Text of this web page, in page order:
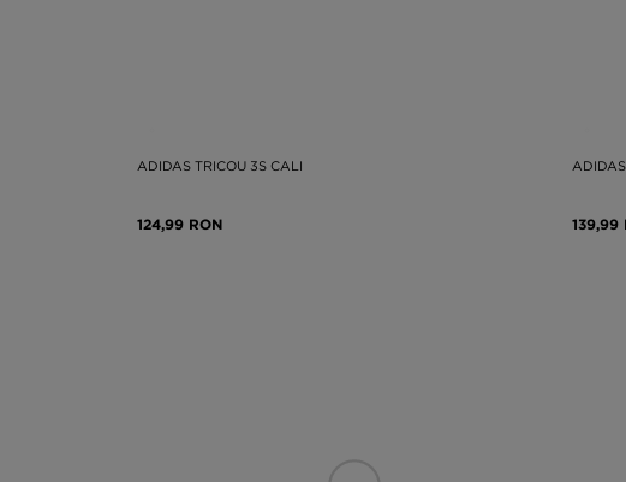
ADIDAS TRICOU 3S CALI
124,99 RON 139,99